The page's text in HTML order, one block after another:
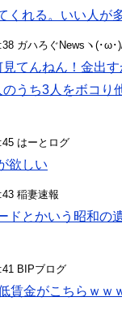
くれる。いい人が
ガハろぐNewsヽ(･ω･
てんねん！金出
うち3人をボコり
はーとログ
欲しい
稲妻速報
ドとかいう昭和の
BIPブログ
賃金がこちらｗｗ